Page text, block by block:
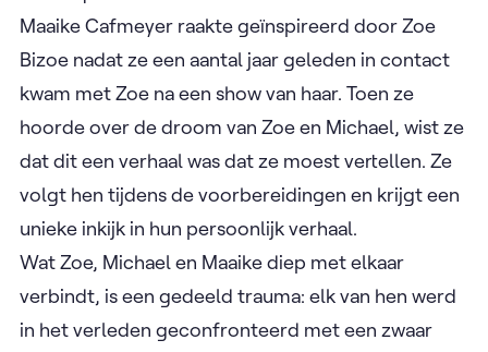
danseres, hij is een voormalige swingdanser die
verlamd raakte door een zwaar auto-ongeval. Zoe
neemt Michael mee in de burleske wereld en
samen besluiten ze een act te creëren waar ze de
internationale podia mee willen bereiken. Hun
eerste grote doel is het toonaangevende Berlin
Burlesque festival. ​
Maaike Cafmeyer raakte geïnspireerd door Zoe
Bizoe nadat ze een aantal jaar geleden in contact
kwam met Zoe na een show van haar. Toen ze